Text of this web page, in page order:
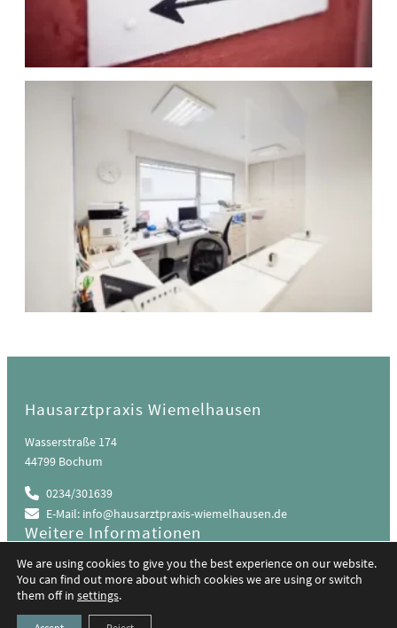
Hausarztpraxis Wiemelhausen
Wasserstraße 174
44799 Bochum
0234/301639
E-Mail: info@hausarztpraxis-wiemelhausen.de
Weitere Informationen
Impressum
Datenschutz
We are using cookies to give you the best experience on our website.
You can find out more about which cookies we are using or switch
them off in settings.